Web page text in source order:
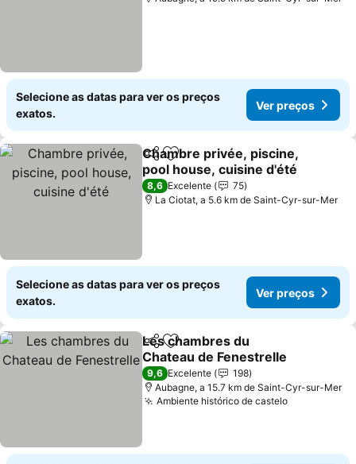
Selecione as datas para ver os preços
exatos.
Ver preços
PartilharAdicionar aos favoritos
Chambre privée, piscine,
pool house, cuisine d'été
8,6 Excelente
75
La Ciotat, a 5.6 km de Saint-Cyr-sur-Mer
Selecione as datas para ver os preços
exatos.
Ver preços
PartilharAdicionar aos favoritos
Les chambres du
Chateau de Fenestrelle
9,6 Excelente
198
Aubagne, a 15.7 km de Saint-Cyr-sur-Mer
Ambiente histórico de castelo